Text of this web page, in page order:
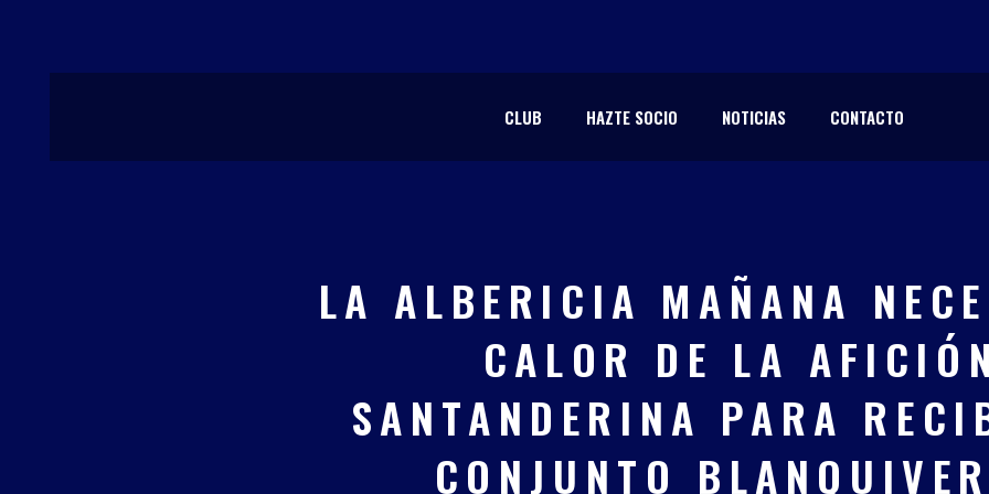
contenido
CLUB HAZTE SOCIO NOTICIAS CONTACTO
LA ALBERICIA MAÑANA
CALOR DE LA AFICIÓN
SANTANDERINA PARA
CONJUNTO